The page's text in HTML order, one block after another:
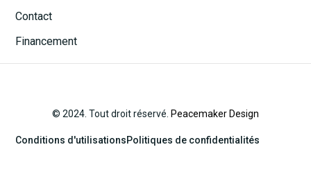
Contact
Financement
© 2024. Tout droit réservé. Peacemaker Design
Conditions d'utilisationsPolitiques de confidentialités